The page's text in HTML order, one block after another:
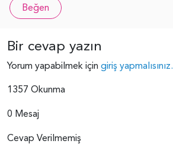
Beğen
Bir cevap yazın
Yorum yapabilmek için giriş yapmalısınız.
1357 Okunma
0 Mesaj
Cevap Verilmemiş